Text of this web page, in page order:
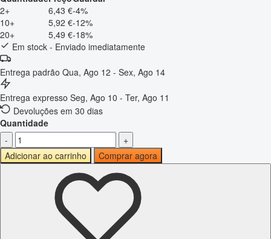
2+
6,43 €-4%
10+
5,92 €-12%
20+
5,49 €-18%
Em stock - Enviado imediatamente
Entrega padrão Qua, Ago 12 - Sex, Ago 14
Entrega expresso Seg, Ago 10 - Ter, Ago 11
Devoluções em 30 dias
Quantidade
-
+
Adicionar ao carrinho
Comprar agora